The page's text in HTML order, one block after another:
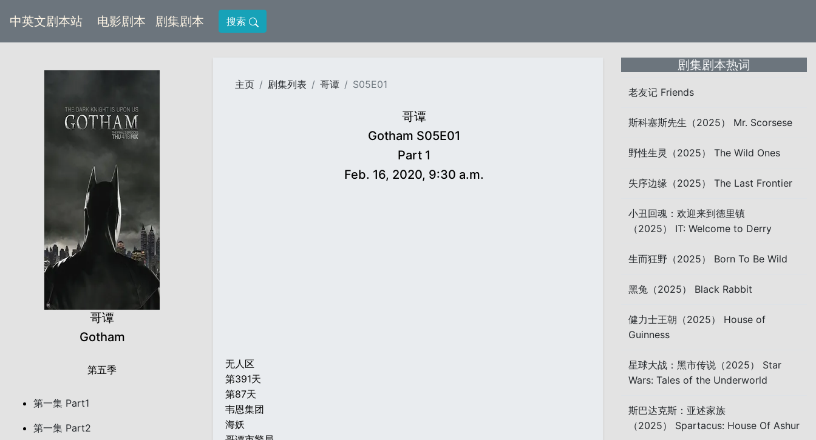
中英文剧本站 电影剧本 (current)
剧集剧本 (current)
搜索
哥谭
Gotham
第五季
第一集 Part1
第一集 Part2
主页 剧集列表 哥谭 S05E01
哥谭
Gotham S05E01
Part 1
Feb. 16, 2020, 9:30 a.m.
无人区
第391天
第87天
韦恩集团
海妖
剧集剧本热词
老友记 Friends
斯科塞斯先生（2025） Mr. Scorsese
野性生灵（2025） The Wild Ones
失序边缘（2025） The Last Frontier
小丑回魂：欢迎来到德里镇
（2025） IT: Welcome to Derry
生而狂野（2025） Born To Be Wild
黑兔（2025） Black Rabbit
健力士王朝（2025） House of
Guinness
星球大战：黑市传说（2025） Star
Wars: Tales of the Underworld
斯巴达克斯：亚述家族
（2025） Spartacus: House Of Ashur